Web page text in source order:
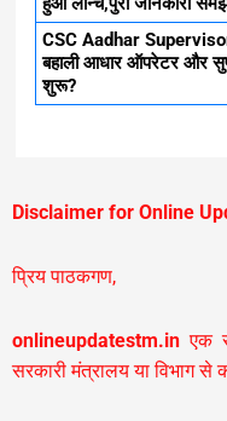
CSC Aadhar
बहाली आधार ऑपरेटर और
शुरू?
Disclaimer for Online
प्रिय पाठकगण,
onlineupdatestm.in एक
सरकारी मंत्रालय या विभाग से